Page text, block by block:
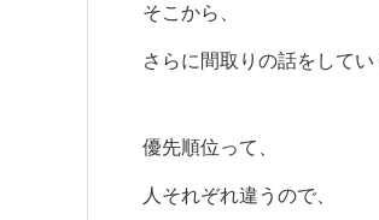
そこから、
さらに間取りの話をしてい
優先順位って、
人それぞれ違うので、